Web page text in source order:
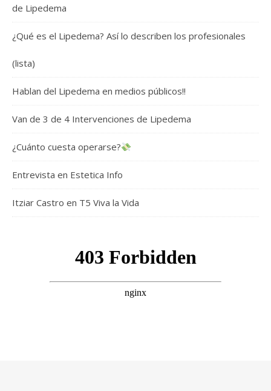
de Lipedema
¿Qué es el Lipedema? Así lo describen los profesionales
(lista)
Hablan del Lipedema en medios públicos!!
Van de 3 de 4 Intervenciones de Lipedema
¿Cuánto cuesta operarse?
Entrevista en Estetica Info
Itziar Castro en T5 Viva la Vida